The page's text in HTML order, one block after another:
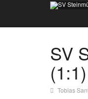
SV
(1:1)
Tobias